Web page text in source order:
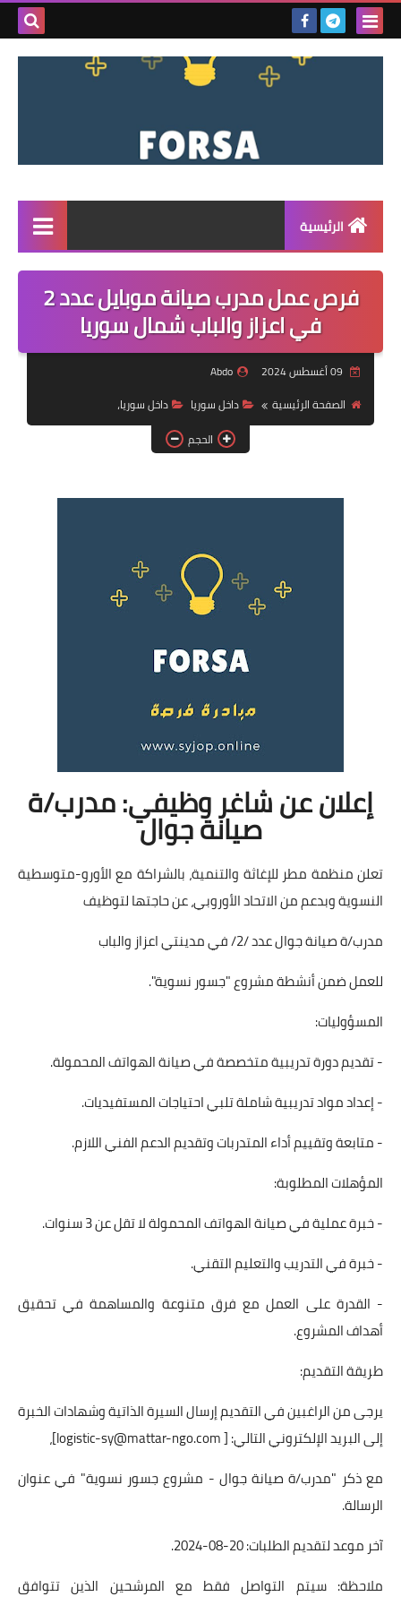
بحث
الرئيسية
القائمة
مناقصات
فرص عمل داخل سوريا
فرص عمل في العراق
فرص عمل في اليمن
فرص عمل في السودان
فرص عمل مدرب صيانة موبايل عدد 2
في اعزاز والباب شمال سوريا
Abdo
الصفحة الرئيسية
داخل سوريا
داخل سوريا،
الحجم
إعلان عن شاغر وظيفي: مدرب/ة
صيانة جوال
تعلن منظمة مطر للإغاثة والتنمية، بالشراكة مع الأورو-متوسطية
النسوية وبدعم من الاتحاد الأوروبي، عن حاجتها لتوظيف
مدرب/ة صيانة جوال عدد /2/ في مدينتي اعزاز والباب
للعمل ضمن أنشطة مشروع "جسور نسوية".
المسؤوليات:
- تقديم دورة تدريبية متخصصة في صيانة الهواتف المحمولة.
- إعداد مواد تدريبية شاملة تلبي احتياجات المستفيديات.
- متابعة وتقييم أداء المتدربات وتقديم الدعم الفني اللازم.
المؤهلات المطلوبة:
- خبرة عملية في صيانة الهواتف المحمولة لا تقل عن 3 سنوات.
- خبرة في التدريب والتعليم التقني.
- القدرة على العمل مع فرق متنوعة والمساهمة في تحقيق
أهداف المشروع.
طريقة التقديم:
يرجى من الراغبين في التقديم إرسال السيرة الذاتية وشهادات الخبرة
إلى البريد الإلكتروني التالي: [logistic-sy@mattar-ngo.com]،
مع ذكر "مدرب/ة صيانة جوال - مشروع جسور نسوية" في عنوان
الرسالة.
آخر موعد لتقديم الطلبات: 20-08-2024.
ملاحظة: سيتم التواصل فقط مع المرشحين الذين تتوافق